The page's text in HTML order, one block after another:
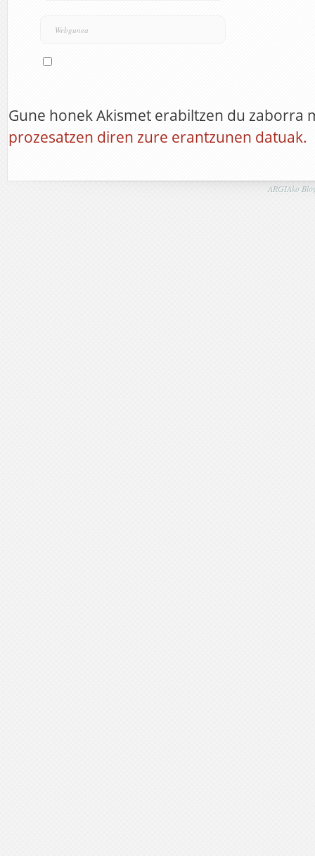
Gune honek Akismet erabiltzen du zaborra
prozesatzen diren zure erantzunen datuak.
ARGIAko